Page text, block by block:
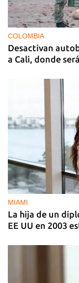
COLOMBIA
Desactivan
a Cali, donde
MIAMI
La hija de un
EE UU en 2003